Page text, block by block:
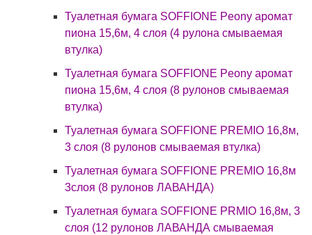
Туалетная бумага SOFFIONE Peony аромат
пиона 15,6м, 4 слоя (4 рулона смываемая
втулка)
Туалетная бумага SOFFIONE Peony аромат
пиона 15,6м, 4 слоя (8 рулонов смываемая
втулка)
Туалетная бумага SOFFIONE PREMIO 16,8м,
3 слоя (8 рулонов смываемая втулка)
Туалетная бумага SOFFIONE PREMIO 16,8м
3слоя (8 рулонов ЛАВАНДА)
Туалетная бумага SOFFIONE PRMIO 16,8м, 3
слоя (12 рулонов ЛАВАНДА смываемая